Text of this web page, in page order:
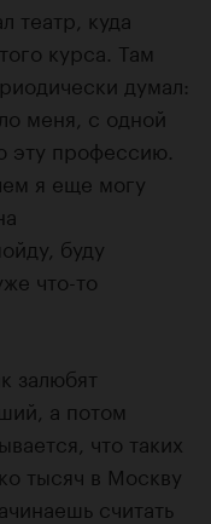
театр, куда
курса. Там
думал:
меня, с одной
эту профессию.
я еще могу
буду
что-то
залюбят
а потом
что таких
тысяч в Москву
считать